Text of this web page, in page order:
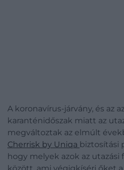
A koronavírus-járvány, és az
karanténidőszak miatt az
megváltoztak az elmúlt
Cherrisk by Uniqa biztosítási
hogy melyek azok az utazási